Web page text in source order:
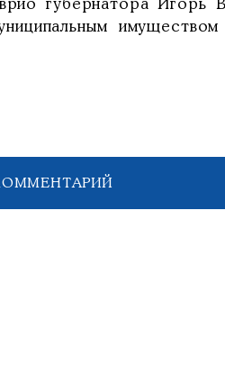
губернатора Игорь